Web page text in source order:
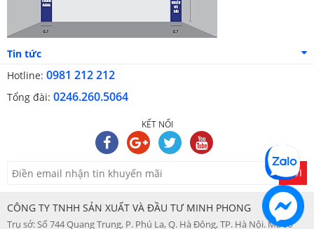
Tin tức
Hotline: 0981 212 212
Tổng đài: 0246.260.5064
KẾT NỐI
GỬI
CÔNG TY TNHH SẢN XUẤT VÀ ĐẦU TƯ MINH PHONG
Trụ sở: Số 744 Quang Trung, P. Phú La, Q. Hà Đông, TP. Hà Nội. Mã số